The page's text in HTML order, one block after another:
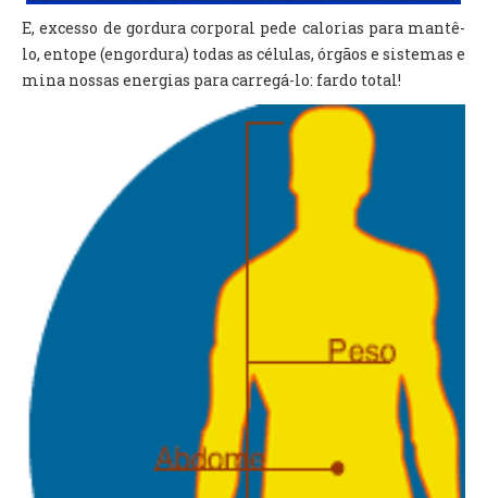
E, excesso de gordura corporal pede calorias para mantê-
lo, entope (engordura) todas as células, órgãos e sistemas e
mina nossas energias para carregá-lo: fardo total!